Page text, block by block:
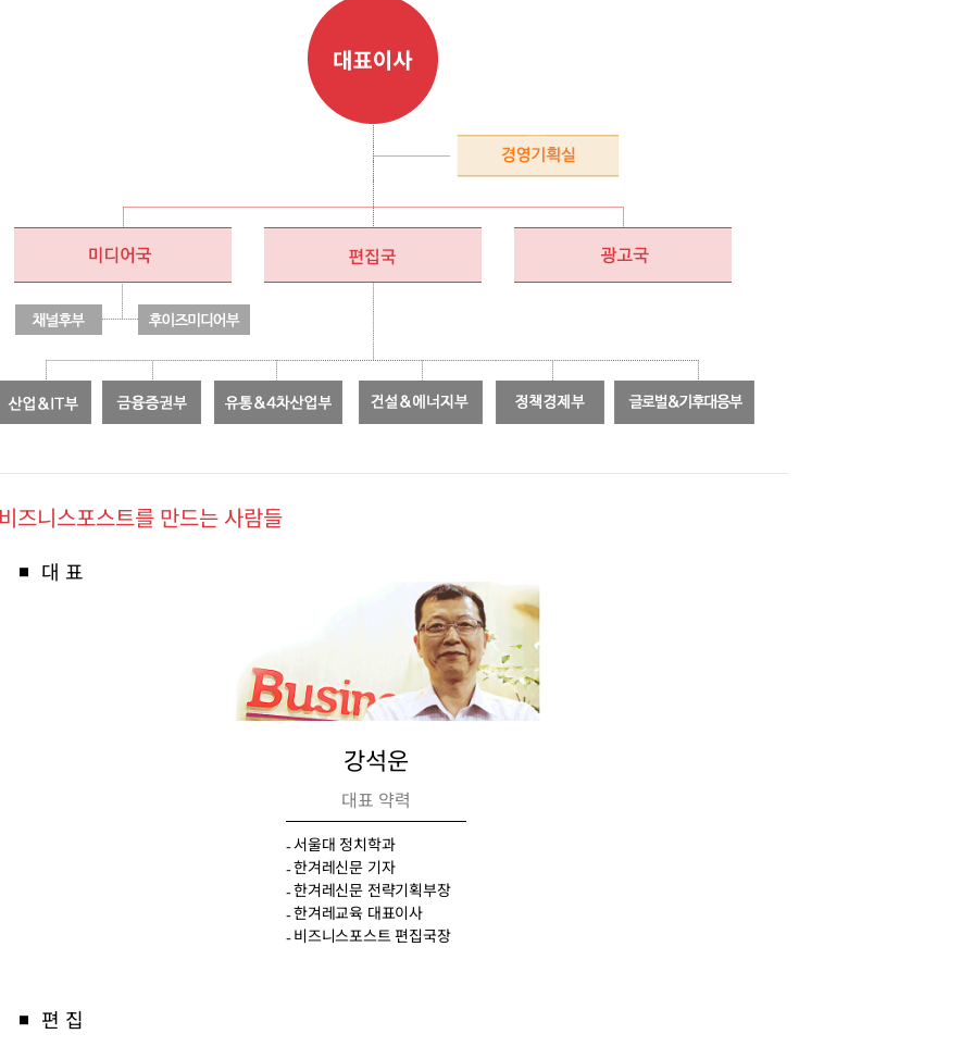
즈니스포스트를 만드는 사람들
■ 대 표
강석운
대표 약력
서울대 정치학과
한겨레신문 기자
한겨레신문 전략기획부장
한겨레교육 대표이사
비즈니스포스트 편집국장
■ 편 집